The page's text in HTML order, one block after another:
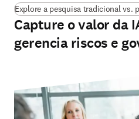
Explore a pesquisa tradicional vs.
Capture o valor da
gerencia riscos e